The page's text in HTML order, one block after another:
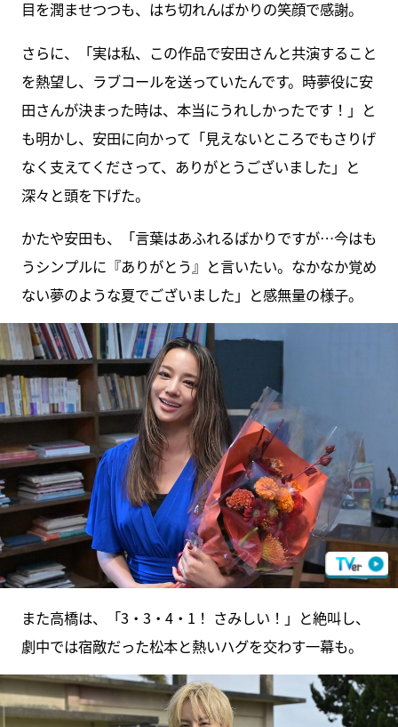
目を潤ませつつも、はち切れんばかりの笑顔で感謝。
さらに、「実は私、この作品で安田さんと共演すること
を熱望し、ラブコールを送っていたんです。時夢役に安
田さんが決まった時は、本当にうれしかったです！」と
も明かし、安田に向かって「見えないところでもさりげ
なく支えてくださって、ありがとうございました」と
深々と頭を下げた。
かたや安田も、「言葉はあふれるばかりですが…今はも
うシンプルに『ありがとう』と言いたい。なかなか覚め
ない夢のような夏でございました」と感無量の様子。
また高橋は、「3・3・4・1！ さみしい！」と絶叫し、
劇中では宿敵だった松本と熱いハグを交わす一幕も。